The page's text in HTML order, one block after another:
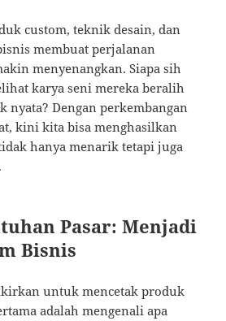
custom, teknik desain, dan
membuat perjalanan
menyenangkan. Siapa sih
karya seni mereka beralih
nyata? Dengan perkembangan
kini kita bisa menghasilkan
hanya menarik tetapi juga
Pasar: Menjadi
Bisnis
untuk mencetak produk
adalah mengenali apa